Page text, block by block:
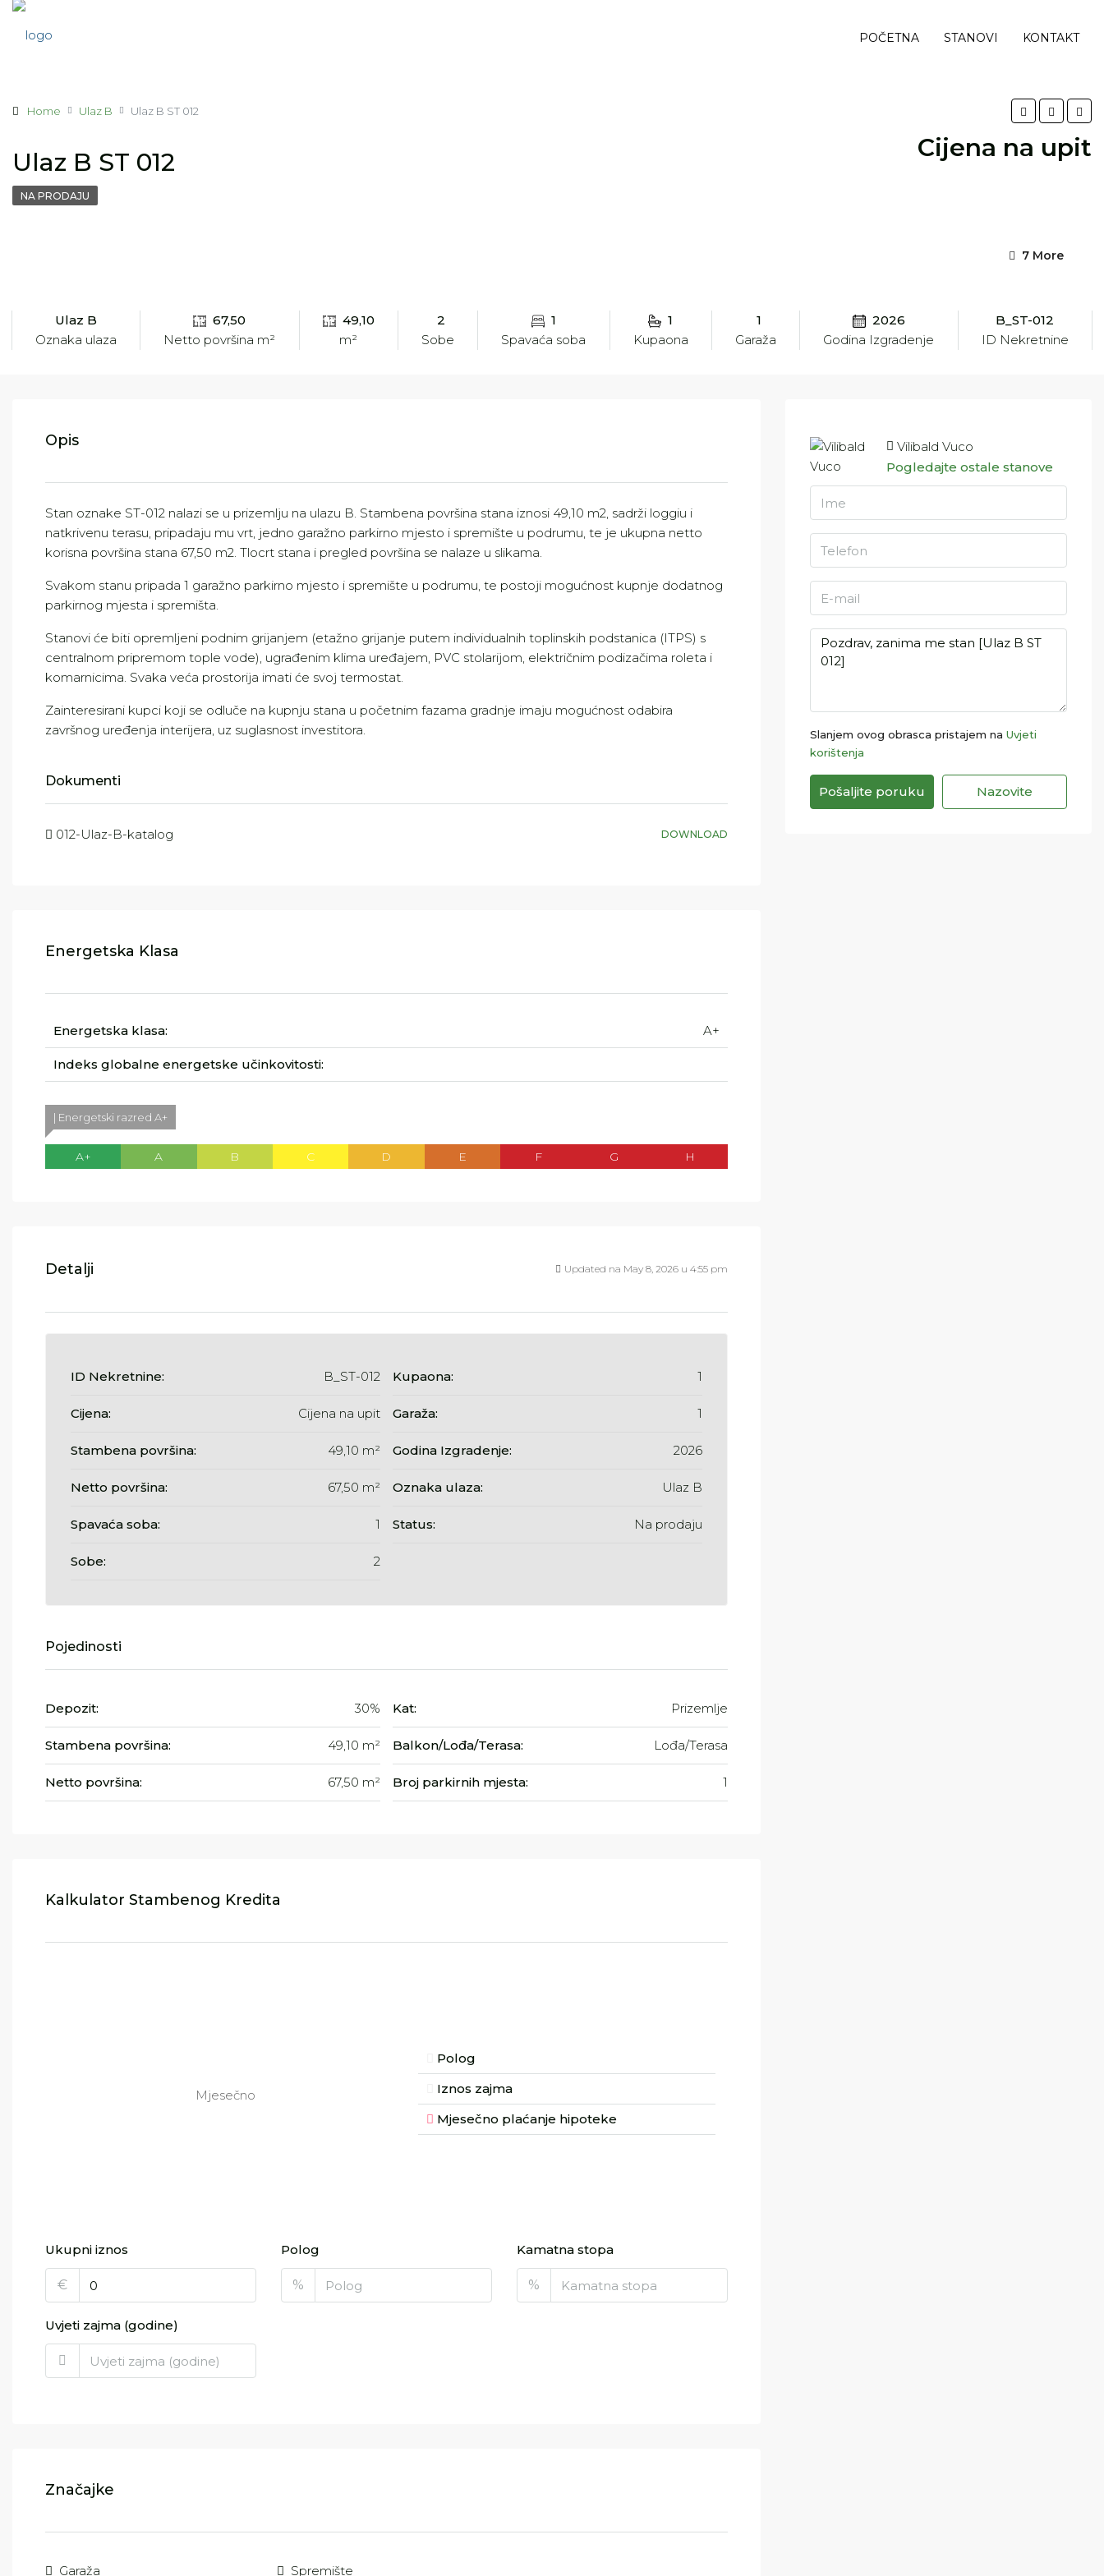
POČETNA STANOVI KONTAKT
Home Ulaz B Ulaz B ST 012
Ulaz B ST 012 Cijena na upit
NA PRODAJU
7 More
Ulaz B
Oznaka ulaza
67,50
Netto površina m²
49,10
m²
2
Sobe
1
Spavaća soba
1
Kupaona
1
Garaža
2026
Godina Izgradenje
B_ST-012
ID Nekretnine
Opis
Stan oznake ST-012 nalazi se u prizemlju na ulazu B. Stambena površina stana iznosi 49,10 m2, sadrži loggiu i
natkrivenu terasu, pripadaju mu vrt, jedno garažno parkirno mjesto i spremište u podrumu, te je ukupna netto
korisna površina stana 67,50 m2. Tlocrt stana i pregled površina se nalaze u slikama.
Svakom stanu pripada 1 garažno parkirno mjesto i spremište u podrumu, te postoji mogućnost kupnje dodatnog
parkirnog mjesta i spremišta.
Stanovi će biti opremljeni podnim grijanjem (etažno grijanje putem individualnih toplinskih podstanica (ITPS) s
centralnom pripremom tople vode), ugrađenim klima uređajem, PVC stolarijom, električnim podizačima roleta i
komarnicima. Svaka veća prostorija imati će svoj termostat.
Zainteresirani kupci koji se odluče na kupnju stana u početnim fazama gradnje imaju mogućnost odabira
završnog uređenja interijera, uz suglasnost investitora.
Dokumenti
012-Ulaz-B-katalog DOWNLOAD
Energetska Klasa
Energetska klasa: A+
Indeks globalne energetske učinkovitosti:
| Energetski razred A+
A+ A B C D E F G H
Detalji Updated na May 8, 2026 u 4:55 pm
ID Nekretnine: B_ST-012
Cijena: Cijena na upit
Stambena površina: 49,10 m²
Netto površina: 67,50 m²
Spavaća soba: 1
Sobe: 2
Kupaona: 1
Garaža: 1
Godina Izgradenje: 2026
Oznaka ulaza: Ulaz B
Status: Na prodaju
Pojedinosti
Depozit: 30%
Stambena površina: 49,10 m²
Netto površina: 67,50 m²
Kat: Prizemlje
Balkon/Lođa/Terasa: Lođa/Terasa
Broj parkirnih mjesta: 1
Kalkulator Stambenog Kredita
Mjesečno
Polog
Iznos zajma
Mjesečno plaćanje hipoteke
Ukupni iznos
€
Polog
%
Kamatna stopa
%
Uvjeti zajma (godine)
Značajke
Garaža Spremište
Vilibald Vuco
Pogledajte ostale stanove
Slanjem ovog obrasca pristajem na Uvjeti
korištenja
Pošaljite poruku Nazovite